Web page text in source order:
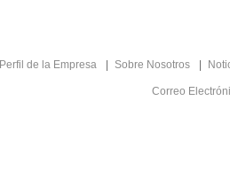
Perfil de la Empresa Sobre Nosotros
Correo